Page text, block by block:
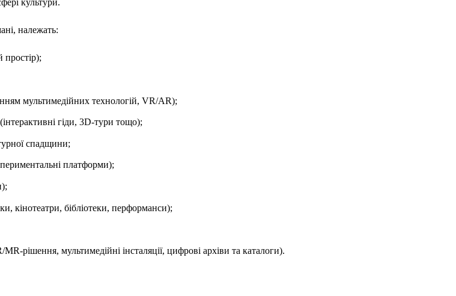
належать:
простір);
мультимедійних технологій, VR/AR);
гіди, 3D-тури тощо);
спадщини;
платформи);
кінотеатри, бібліотеки, перформанси);
рішення, мультимедійні інсталяції, цифрові архіви та каталоги).